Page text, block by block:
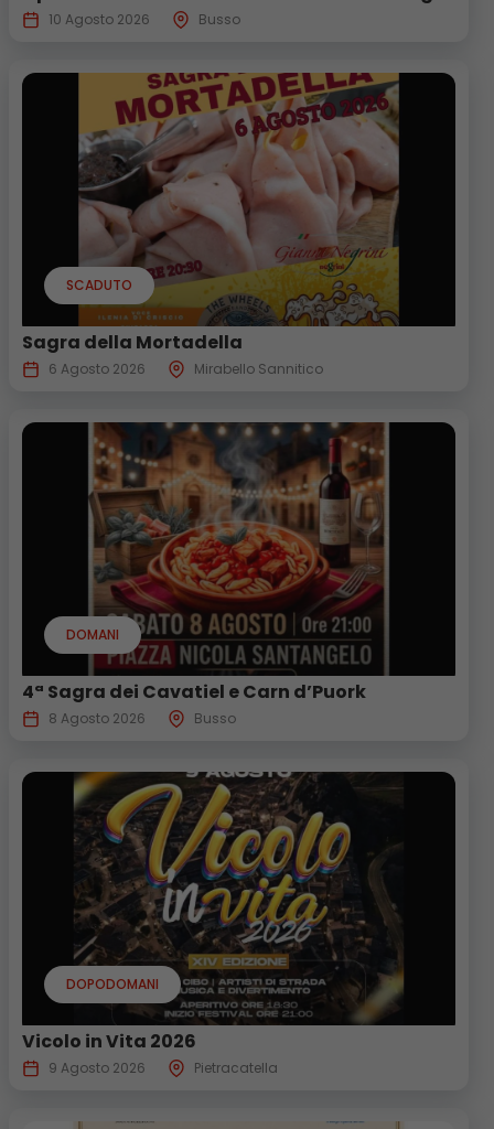
10 Agosto 2026 Busso
SCADUTO
Sagra della Mortadella
6 Agosto 2026 Mirabello Sannitico
DOMANI
4ª Sagra dei Cavatiel e Carn d’Puork
8 Agosto 2026 Busso
DOPODOMANI
Vicolo in Vita 2026
9 Agosto 2026 Pietracatella